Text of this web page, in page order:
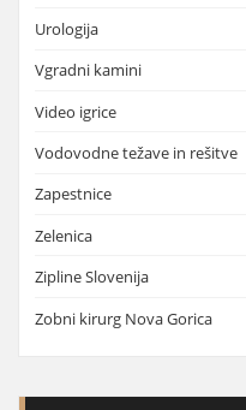
Urologija
Vgradni kamini
Video igrice
Vodovodne težave in rešitve
Zapestnice
Zelenica
Zipline Slovenija
Zobni kirurg Nova Gorica